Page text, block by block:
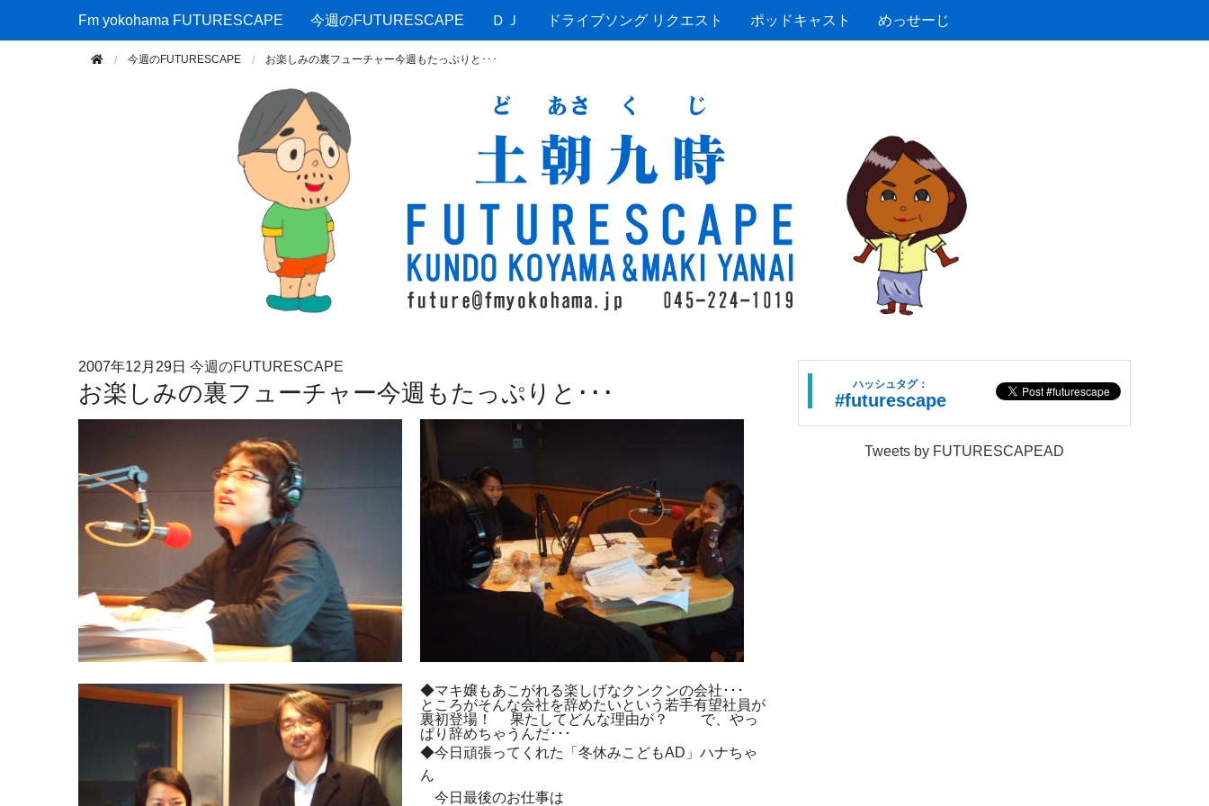
Fm yokohama FUTURESCAPE
Fm yokohama FUTURESCAPE 今週のFUTURESCAPE ＤＪ ドライブソング リクエスト ポッドキャスト めっせーじ
今週のFUTURESCAPE お楽しみの裏フューチャー今週もたっぷりと･･･
2007年12月29日 今週のFUTURESCAPE
お楽しみの裏フューチャー今週もたっぷりと･･･
◆マキ嬢もあこがれる楽しげなクンクンの会社･･･
ところがそんな会社を辞めたいという若手有望社員が
裏初登場！ 果たしてどんな理由が？ で、やっ
ぱり辞めちゃうんだ･･･
◆今日頑張ってくれた「冬休みこどもAD」ハナちゃ
ん
今日最後のお仕事は
ハッシュタグ：
#futurescape
Tweets by FUTURESCAPEAD